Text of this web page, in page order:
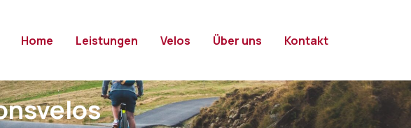
Home Leistungen Velos Über uns Kontakt